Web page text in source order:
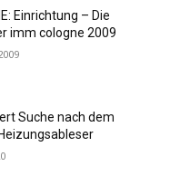
Einrichtung – Die
imm cologne 2009
Suche nach dem